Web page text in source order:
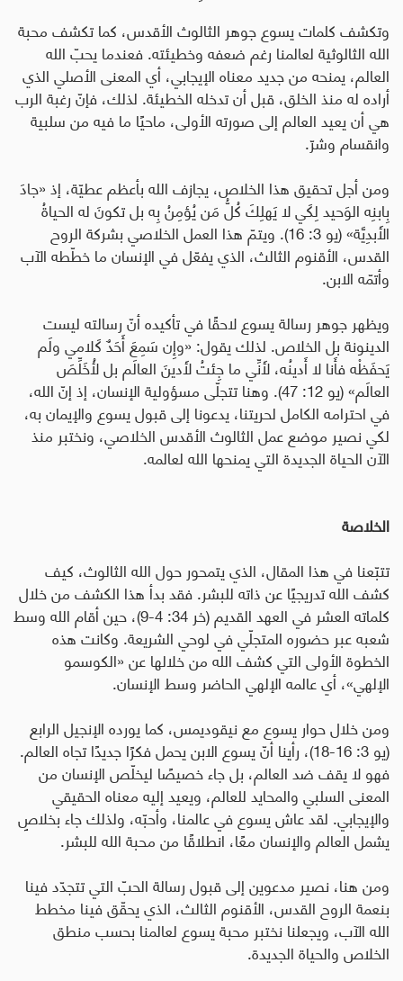
وتكشف كلمات يسوع جوهر الثالوث الأقدس، كما تكشف محبة
الله الثالوثية لعالمنا رغم ضعفه وخطيئته. فعندما يحبّ الله
العالم، يمنحه من جديد معناه الإيجابي، أي المعنى الأصلي الذي
أراده له منذ الخلق، قبل أن تدخله الخطيئة. لذلك، فإنّ رغبة الرب
هي أن يعيد العالم إلى صورته الأولى، ماحيًا ما فيه من سلبية
وانقسام وشرّ.
ومن أجل تحقيق هذا الخلاص، يجازف الله بأعظم عطيّة، إذ «جادَ
بِابنِه الوَحيد لِكَي لا يَهلِكَ كُلُّ مَن يُؤمِنُ بِه بل تكونَ له الحياةُ
الأَبدِيَّة» (يو 3: 16). ويتمّ هذا العمل الخلاصي بشركة الروح
القدس، الأقنوم الثالث، الذي يفعّل في الإنسان ما خطّطه الآب
وأتمّه الابن.
ويظهر جوهر رسالة يسوع لاحقًا في تأكيده أنّ رسالته ليست
الدينونة بل الخلاص. لذلك يقول: «وإِن سَمِعَ أَحَدٌ كَلامي ولَم
يَحفَظْه فأَنا لا أَدينُه، لأَنِّي ما جِئتُ لأَدينَ العالَم بل لأُخَلِّصَ
العالَم» (يو 12: 47). وهنا تتجلّى مسؤولية الإنسان، إذ إنّ الله،
في احترامه الكامل لحريتنا، يدعونا إلى قبول يسوع والإيمان به،
لكي نصير موضع عمل الثالوث الأقدس الخلاصي، ونختبر منذ
الآن الحياة الجديدة التي يمنحها الله لعالمه.
الخلاصة
تتبّعنا في هذا المقال، الذي يتمحور حول الله الثالوث، كيف
كشف الله تدريجيًا عن ذاته للبشر. فقد بدأ هذا الكشف من خلال
كلماته العشر في العهد القديم (خر 34: 4-9)، حين أقام الله وسط
شعبه عبر حضوره المتجلّي في لوحي الشريعة. وكانت هذه
الخطوة الأولى التي كشف الله من خلالها عن «الكوسمو
الإلهي»، أي عالمه الإلهي الحاضر وسط الإنسان.
ومن خلال حوار يسوع مع نيقوديمس، كما يورده الإنجيل الرابع
(يو 3: 16-18)، رأينا أنّ يسوع الابن يحمل فكرًا جديدًا تجاه العالم.
فهو لا يقف ضد العالم، بل جاء خصيصًا ليخلّص الإنسان من
المعنى السلبي والمحايد للعالم، ويعيد إليه معناه الحقيقي
والإيجابي. لقد عاش يسوع في عالمنا، وأحبّه، ولذلك جاء بخلاصٍ
يشمل العالم والإنسان معًا، انطلاقًا من محبة الله للبشر.
ومن هنا، نصير مدعوين إلى قبول رسالة الحبّ التي تتجدّد فينا
بنعمة الروح القدس، الأقنوم الثالث، الذي يحقّق فينا مخطط
الله الآب، ويجعلنا نختبر محبة يسوع لعالمنا بحسب منطق
الخلاص والحياة الجديدة.